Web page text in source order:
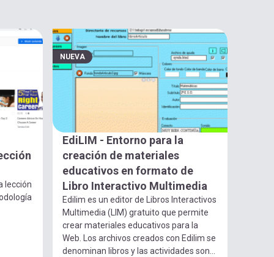
lección
EdiLIM - Entorno para la
creación de materiales
educativos en formato de
Libro Interactivo Multimedia
NUEVA
Edilim es un editor de Libros Interactivos
Multimedia (LIM) gratuito que permite
crear materiales educativos para la
Web. Los archivos creados con Edilim se
denominan libros y las actividades son...